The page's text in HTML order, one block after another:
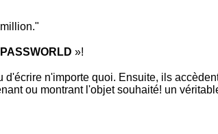
PASSWORLD »!
n'importe quoi. Ensuite, ils
ou montrant l'objet souhaité! un